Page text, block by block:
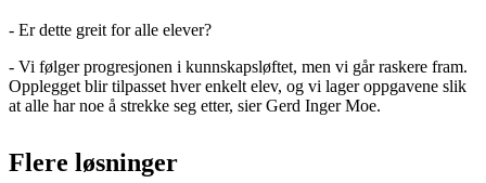
- Er dette greit for alle elever?
- Vi følger progresjonen i kunnskapsløftet, men vi går raskere fram.
Opplegget blir tilpasset hver enkelt elev, og vi lager oppgavene slik
at alle har noe å strekke seg etter, sier Gerd Inger Moe.
Flere løsninger